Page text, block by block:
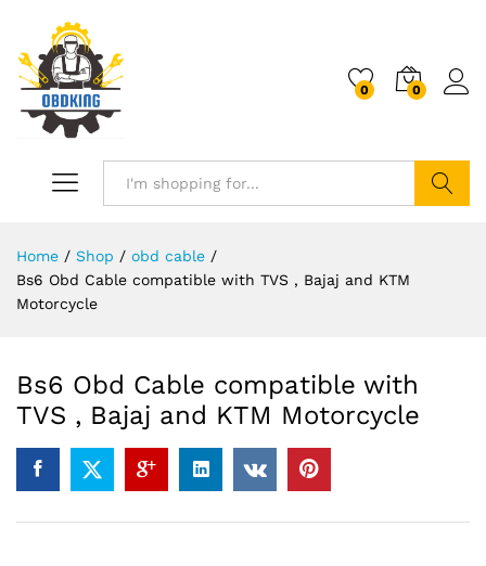
0 0
Home / Shop / obd cable /
Bs6 Obd Cable compatible with TVS , Bajaj and KTM
Motorcycle
Bs6 Obd Cable compatible with
TVS , Bajaj and KTM Motorcycle